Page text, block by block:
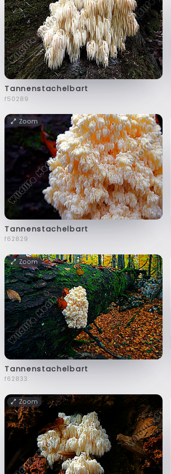
Tannenstachelbart
f50289
Zoom
Tannenstachelbart
f62829
Zoom
Tannenstachelbart
f62833
Zoom